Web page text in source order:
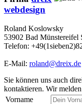
webdesign
Roland Koslowsky
53902 Bad Münstereifel
Telefon:
E-Mail: roland@dreix.de
Sie können uns auch
kontaktieren. Wir
Vorname